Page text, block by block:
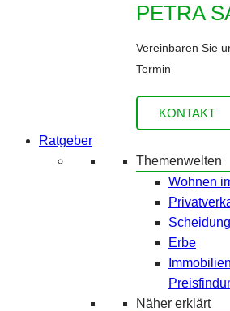
PETRA
Vereinbaren Sie
Termin
KONTAKT
Ratgeber
Themenwelten
Wohnen
Scheidung
Erbe
Näher erklärt